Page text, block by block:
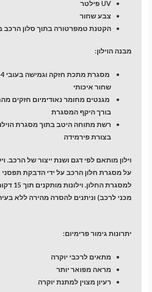
UV פילטר
צבע שחור
הקטנת טמפרטורה בתוך סלון הרכב ב-
מבנה הוילון:
שחור איכותי
מגנטים מחומר נאודימיום חזקים
בורך היקף המסגרת
רשת מתוחה היטב בתוך מסגרת
בצורת פירמידה
וילון מותאם לפי דגם ושנת ייצור של הרכב.
על מסגרת חלון הרכב על ידי הדבקת
למסגרת
מכני לרכב) וניתנים להסרה מהירה ללא
יתרונות גימור פרימיום:
מתאים לרכבי יוקרה
מראה מפואר יותר
רעיון מצוין למתנת יוקרה